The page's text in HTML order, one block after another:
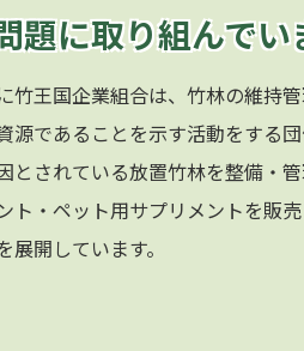
題に取り組んでい
竹王国企業組合は、竹林の維持
源であることを示す活動をする
とされている放置竹林を整備・
ト・ペット用サプリメントを販
展開しています。